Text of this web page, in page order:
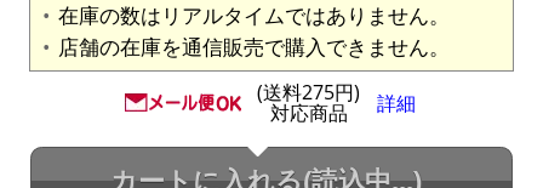
在庫の数はリアルタイムではありません。
店舗の在庫を通信販売で購入できません。
(送料275円)
対応商品 詳細
カートに入れる(読込中...)